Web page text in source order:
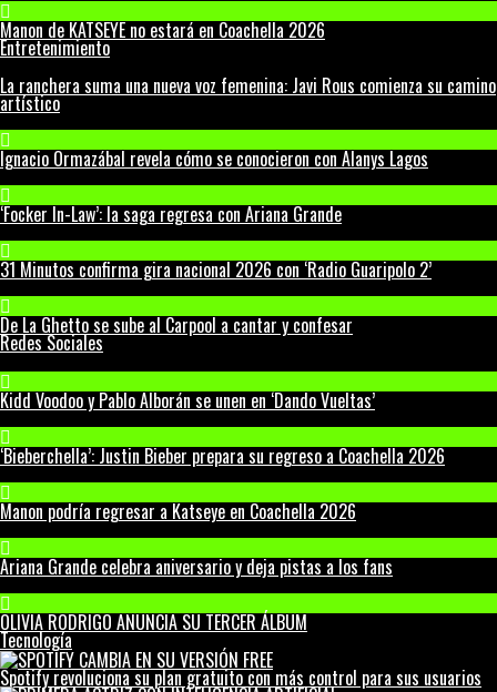
Manon de KATSEYE no estará en Coachella 2026
Entretenimiento
La ranchera suma una nueva voz femenina: Javi Rous comienza su camino
artístico
Ignacio Ormazábal revela cómo se conocieron con Alanys Lagos
‘Focker In-Law’: la saga regresa con Ariana Grande
31 Minutos confirma gira nacional 2026 con ‘Radio Guaripolo 2’
De La Ghetto se sube al Carpool a cantar y confesar
Redes Sociales
Kidd Voodoo y Pablo Alborán se unen en ‘Dando Vueltas’
‘Bieberchella’: Justin Bieber prepara su regreso a Coachella 2026
Manon podría regresar a Katseye en Coachella 2026
Ariana Grande celebra aniversario y deja pistas a los fans
OLIVIA RODRIGO ANUNCIA SU TERCER ÁLBUM
Tecnología
Spotify revoluciona su plan gratuito con más control para sus usuarios